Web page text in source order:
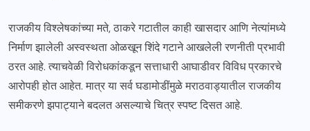
राजकीय विश्लेषकांच्या मते, ठाकरे गटातील काही खासदार आणि नेत्यांमध्ये
निर्माण झालेली अस्वस्थता ओळखून शिंदे गटाने आखलेली रणनीती प्रभावी
ठरत आहे. त्याचवेळी विरोधकांकडून सत्ताधारी आघाडीवर विविध प्रकारचे
आरोपही होत आहेत. मात्र या सर्व घडामोडींमुळे मराठवाड्यातील राजकीय
समीकरणे झपाट्याने बदलत असल्याचे चित्र स्पष्ट दिसत आहे.